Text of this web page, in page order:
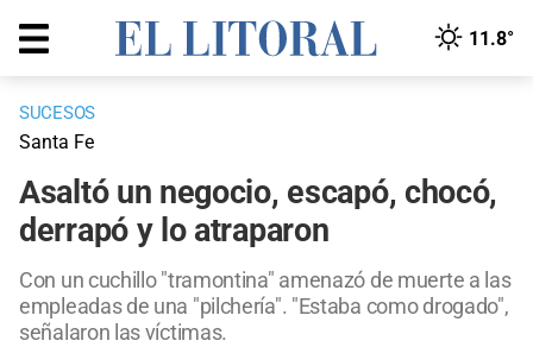
11.8°
SUCESOS
Santa Fe
Asaltó un negocio, escapó, chocó,
derrapó y lo atraparon
Con un cuchillo "tramontina" amenazó de muerte a las
empleadas de una "pilchería". "Estaba como drogado",
señalaron las víctimas.